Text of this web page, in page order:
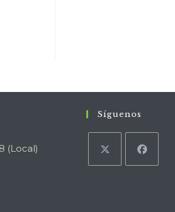
(Local)
Síguenos